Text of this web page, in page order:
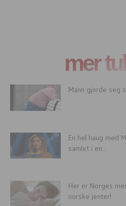
mer
Mann gjorde seg
En hel haug med
samlet i en...
Her er Norges
norske jenter!